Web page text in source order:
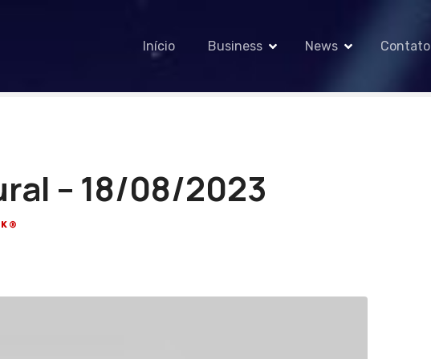
Início Business News Contato
– 18/08/2023